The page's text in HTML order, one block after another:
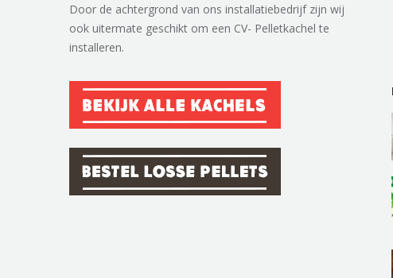
Door de achtergrond van ons installatiebedrijf zijn wij
ook uitermate geschikt om een CV- Pelletkachel te
installeren.